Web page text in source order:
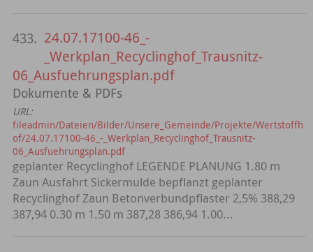
433. 24.07.17100-46_-
_Werkplan_Recyclinghof_Trausnitz-
06_Ausfuehrungsplan.pdf
Dokumente & PDFs
URL:
fileadmin/Dateien/Bilder/Unsere_Gemeinde/Projekte/Wertstoffh
of/24.07.17100-46_-_Werkplan_Recyclinghof_Trausnitz-
06_Ausfuehrungsplan.pdf
geplanter Recyclinghof LEGENDE PLANUNG 1.80 m
Zaun Ausfahrt Sickermulde bepflanzt geplanter
Recyclinghof Zaun Betonverbundpflaster 2,5% 388,29
387,94 0.30 m 1.50 m 387,28 386,94 1.00...